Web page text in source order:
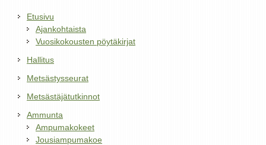
Etusivu
Ajankohtaista
Vuosikokousten pöytäkirjat
Hallitus
Metsästysseurat
Metsästäjätutkinnot
Ammunta
Ampumakokeet
Jousiampumakoe